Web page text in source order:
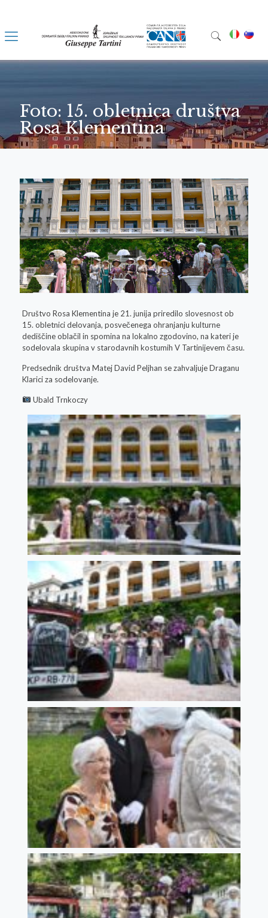
Foto: 15. obletnica društva
Rosa Klementina
Društvo Rosa Klementina je 21. junija priredilo slovesnost ob
15. obletnici delovanja, posvečenega ohranjanju kulturne
dediščine oblačil in spomina na lokalno zgodovino, na kateri je
sodelovala skupina v starodavnih kostumih V Tartinijevem času.
Predsednik društva Matej David Peljhan se zahvaljuje Draganu
Klarici za sodelovanje.
Ubald Trnkoczy